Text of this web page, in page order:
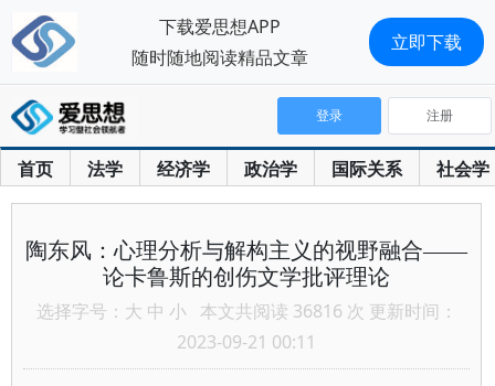
首页 法学 经济学 政治学 国际关系 社会学
登录 注册
陶东风：心理分析与解构主义的视野融合——
论卡鲁斯的创伤文学批评理论
选择字号： 大 中 小 本文共阅读 36816 次 更新时间：
2023-09-21 00:11
下载爱思想APP
随时随地阅读精品文章
立即下载